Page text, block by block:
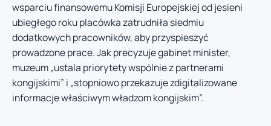
wsparciu finansowemu Komisji Europejskiej od jesieni
ubiegłego roku placówka zatrudniła siedmiu
dodatkowych pracowników, aby przyspieszyć
prowadzone prace. Jak precyzuje gabinet minister,
muzeum „ustala priorytety wspólnie z partnerami
kongijskimi” i „stopniowo przekazuje zdigitalizowane
informacje właściwym władzom kongijskim”.